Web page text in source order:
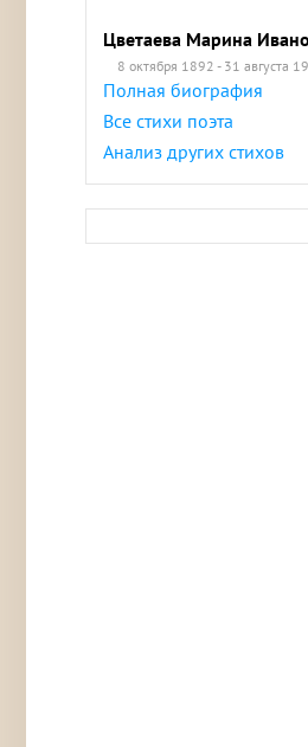
Цветаева Марина
8 октября 1892 - 31 августа
Полная биография
Все стихи поэта
Анализ других стихов